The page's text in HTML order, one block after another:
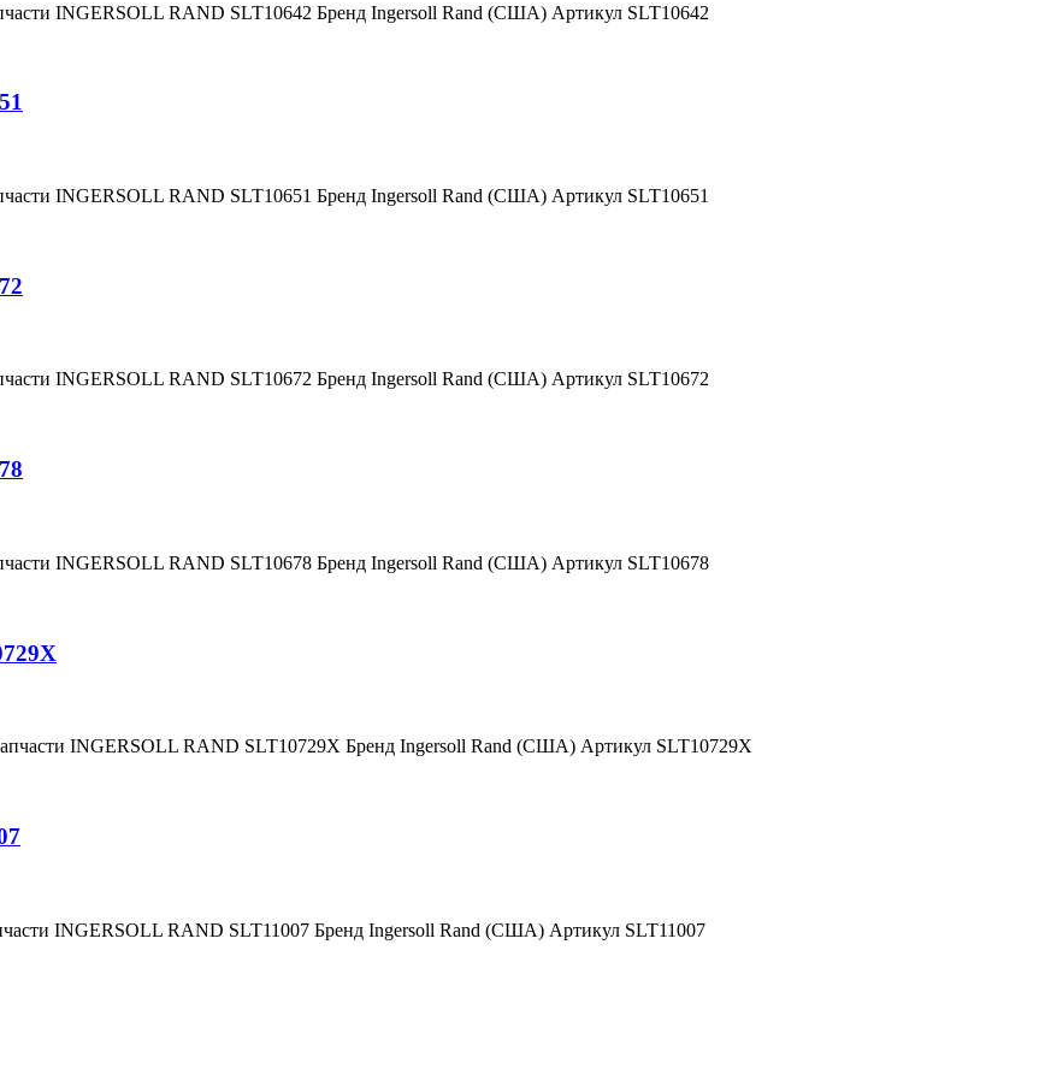
INGERSOLL RAND SLT10642 Бренд Ingersoll Rand (США) Артикул SLT10642
INGERSOLL RAND SLT10651 Бренд Ingersoll Rand (США) Артикул SLT10651
INGERSOLL RAND SLT10672 Бренд Ingersoll Rand (США) Артикул SLT10672
INGERSOLL RAND SLT10678 Бренд Ingersoll Rand (США) Артикул SLT10678
INGERSOLL RAND SLT10729X Бренд Ingersoll Rand (США) Артикул SLT10729X
INGERSOLL RAND SLT11007 Бренд Ingersoll Rand (США) Артикул SLT11007